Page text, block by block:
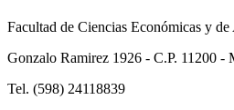
Facultad de Ciencias Económicas y
Gonzalo Ramirez 1926 - C.P. 11200 -
Tel. (598) 24118839